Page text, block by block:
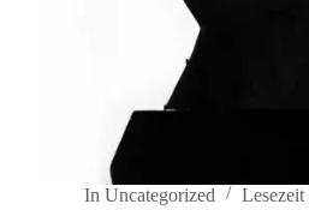
In Uncategorized Lesezeit